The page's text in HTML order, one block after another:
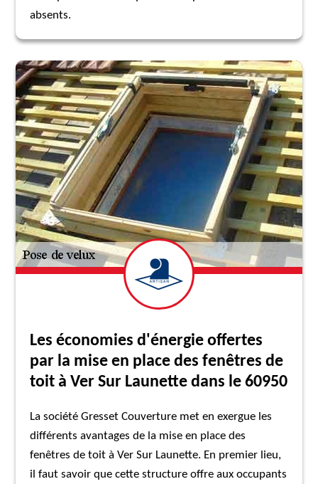
absents.
Les économies d'énergie offertes
par la mise en place des fenêtres de
toit à Ver Sur Launette dans le 60950
La société Gresset Couverture met en exergue les
différents avantages de la mise en place des
fenêtres de toit à Ver Sur Launette. En premier lieu,
il faut savoir que cette structure offre aux occupants